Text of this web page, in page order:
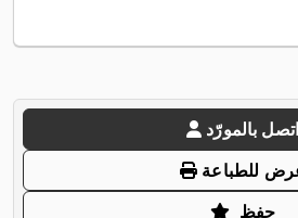
اتصل بالمورّد
للطباعة
حفظ